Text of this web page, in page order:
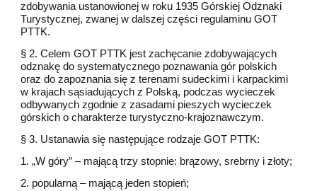
zdobywania ustanowionej w roku 1935 Górskiej Odznaki
Turystycznej, zwanej w dalszej części regulaminu GOT
PTTK.
§ 2. Celem GOT PTTK jest zachęcanie zdobywających
odznakę do systematycznego poznawania gór polskich
oraz do zapoznania się z terenami sudeckimi i karpackimi
w krajach sąsiadujących z Polską, podczas wycieczek
odbywanych zgodnie z zasadami pieszych wycieczek
górskich o charakterze turystyczno-krajoznawczym.
§ 3. Ustanawia się następujące rodzaje GOT PTTK:
1. „W góry” – mającą trzy stopnie: brązowy, srebrny i złoty;
2. popularną – mającą jeden stopień;